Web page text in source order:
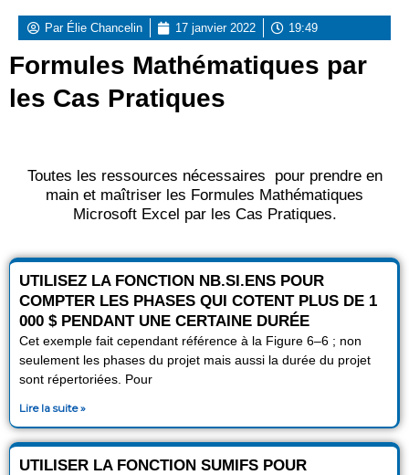
ParÉlie Chancelin 17 janvier 2022 19:49
Formules Mathématiques par
les Cas Pratiques
Toutes les ressources nécessaires pour prendre en
main et maîtriser les Formules Mathématiques
Microsoft Excel par les Cas Pratiques.
UTILISEZ LA FONCTION NB.SI.ENS POUR
COMPTER LES PHASES QUI COTENT PLUS DE 1
000 $ PENDANT UNE CERTAINE DURÉE
Cet exemple fait cependant référence à la Figure 6–6 ; non
seulement les phases du projet mais aussi la durée du projet
sont répertoriées. Pour
Lire la suite »
UTILISER LA FONCTION SUMIFS POUR
P
a
g
e
P
a
g
e
P
a
g
e